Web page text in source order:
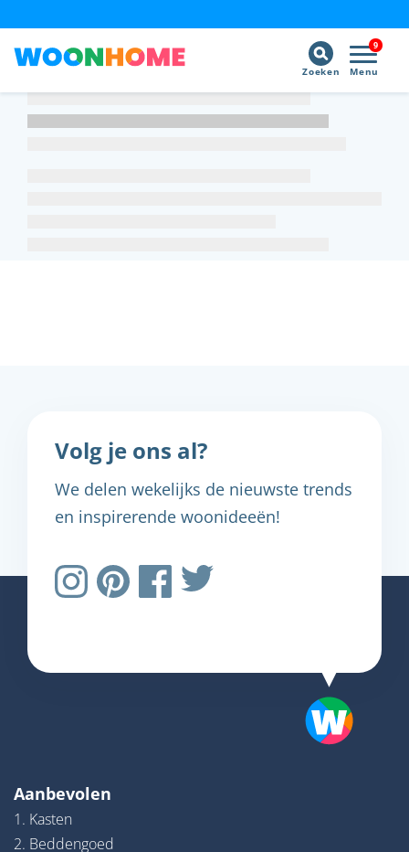
9
Menu
Zoeken
Volg je ons al?
We delen wekelijks de nieuwste trends
en inspirerende woonideeën!
Aanbevolen
1. Kasten
2. Beddengoed